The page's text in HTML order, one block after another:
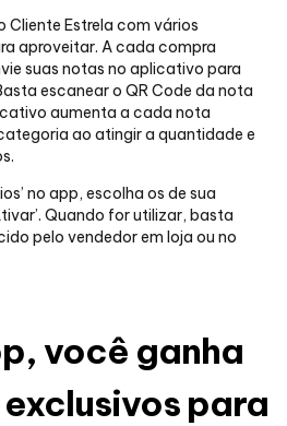
Cliente Estrela com vários
aproveitar. A cada compra
suas notas no aplicativo para
escanear o QR Code da nota
aumenta a cada nota
ao atingir a quantidade e
no app, escolha os de sua
Quando for utilizar, basta
pelo vendedor em loja ou no
você ganha
para